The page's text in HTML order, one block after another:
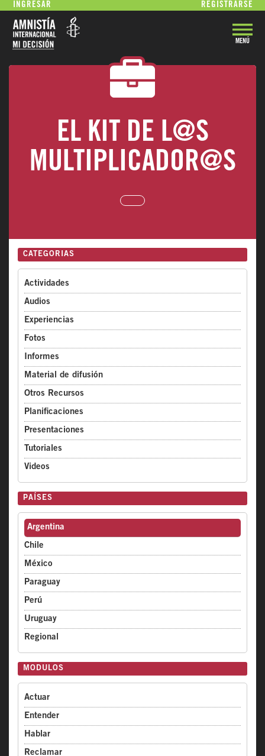
INGRESAR REGISTRARSE
MENÚ
VOLVER
EL KIT DE L@S
MULTIPLICADOR@S
CATEGORIAS
Actividades
Audios
Experiencias
Fotos
Informes
Material de difusión
Otros Recursos
Planificaciones
Presentaciones
Tutoriales
Videos
PAÍSES
Argentina
Chile
México
Paraguay
Perú
Uruguay
Regional
MODULOS
Actuar
Entender
Hablar
Reclamar